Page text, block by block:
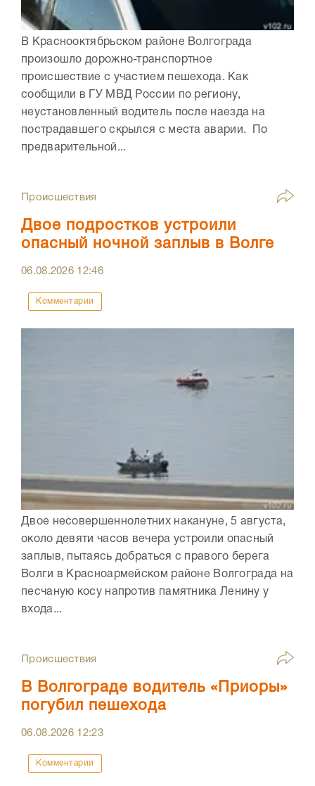
В Краснооктябрьском районе Волгограда
произошло дорожно-транспортное
происшествие с участием пешехода. Как
сообщили в ГУ МВД России по региону,
неустановленный водитель после наезда на
пострадавшего скрылся с места аварии. По
предварительной...
Происшествия
Двое подростков устроили
опасный ночной заплыв в Волге
06.08.2026 12:46
Комментарии
Двое несовершеннолетних накануне, 5 августа,
около девяти часов вечера устроили опасный
заплыв, пытаясь добраться с правого берега
Волги в Красноармейском районе Волгограда на
песчаную косу напротив памятника Ленину у
входа...
Происшествия
В Волгограде водитель «Приоры»
погубил пешехода
06.08.2026 12:23
Комментарии